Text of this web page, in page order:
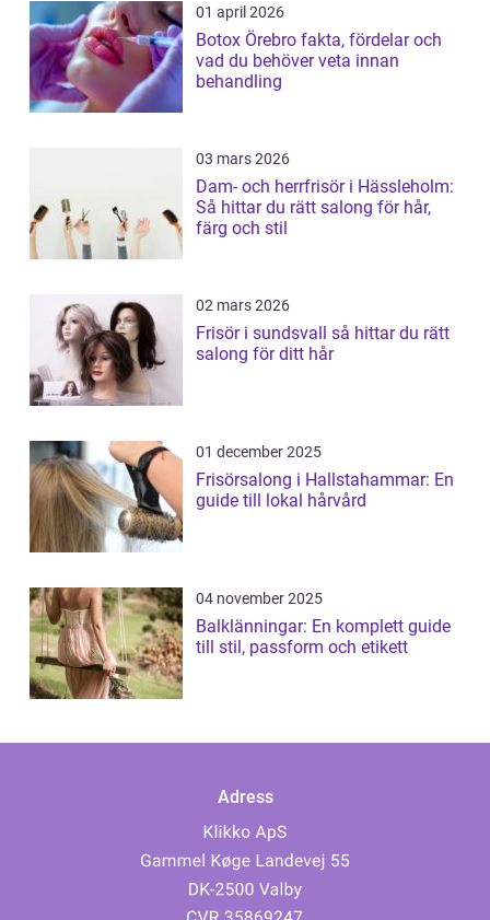
01 april 2026
Botox Örebro fakta, fördelar och
vad du behöver veta innan
behandling
03 mars 2026
Dam- och herrfrisör i Hässleholm:
Så hittar du rätt salong för hår,
färg och stil
02 mars 2026
Frisör i sundsvall så hittar du rätt
salong för ditt hår
01 december 2025
Frisörsalong i Hallstahammar: En
guide till lokal hårvård
04 november 2025
Balklänningar: En komplett guide
till stil, passform och etikett
Adress